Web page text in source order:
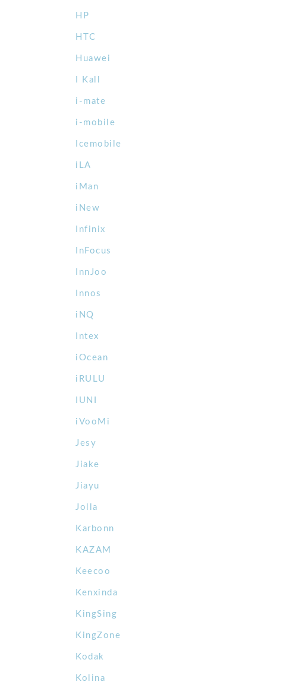
HP
HTC
Huawei
I Kall
i-mate
i-mobile
Icemobile
iLA
iMan
iNew
Infinix
InFocus
InnJoo
Innos
iNQ
Intex
iOcean
iRULU
IUNI
iVooMi
Jesy
Jiake
Jiayu
Jolla
Karbonn
KAZAM
Keecoo
Kenxinda
KingSing
KingZone
Kodak
Kolina